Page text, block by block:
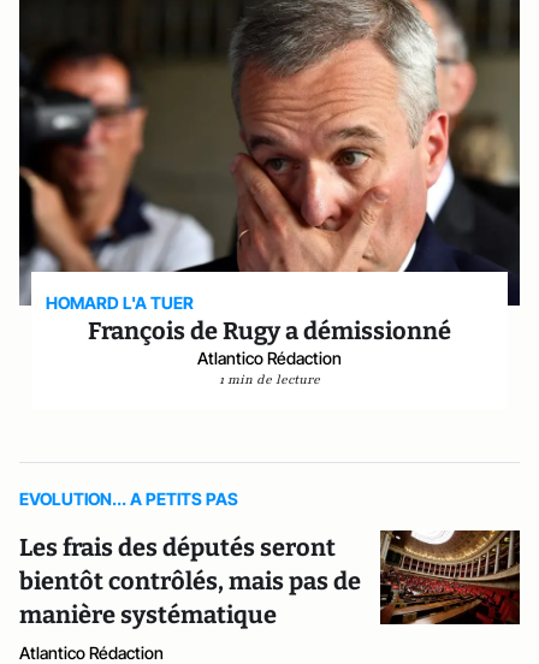
HOMARD L'A TUER
François de Rugy a démissionné
Atlantico Rédaction
1 min de lecture
EVOLUTION... A PETITS PAS
Les frais des députés seront
bientôt contrôlés, mais pas de
manière systématique
Atlantico Rédaction